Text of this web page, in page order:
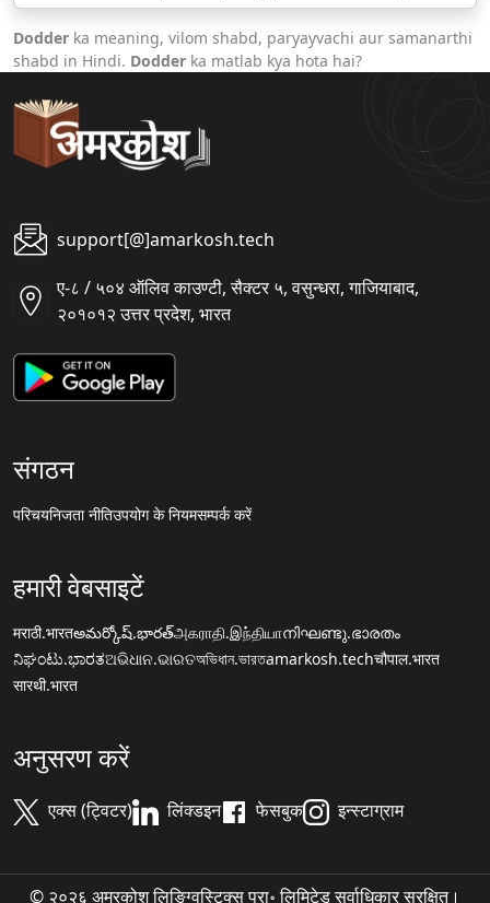
Dodder ka meaning, vilom shabd, paryayvachi aur samanarthi
shabd in Hindi. Dodder ka matlab kya hota hai?
support[@]amarkosh.tech
ए-८ / ५०४ ऑलिव काउण्टी, सैक्टर ५, वसुन्धरा, गाजियाबाद,
२०१०१२ उत्तर प्रदेश, भारत
संगठन
परिचयनिजता नीतिउपयोग के नियमसम्पर्क करें
हमारी वेबसाइटें
मराठी.भारतఅమర్కోష్.భారత్அகராதி.இந்தியாനിഘണ്ടു.ഭാരതം
ನಿಘಂಟು.ಭಾರತଅଭିଧାନ.ଭାରତঅভিধান.ভারতamarkosh.techचौपाल.भारत
सारथी.भारत
अनुसरण करें
एक्स (ट्विटर) लिंक्डइन फेसबुक इन्स्टाग्राम
© २०२६ अमरकोश लिङ्ग्विस्टिक्स प्रा॰ लिमिटेड सर्वाधिकार सुरक्षित।